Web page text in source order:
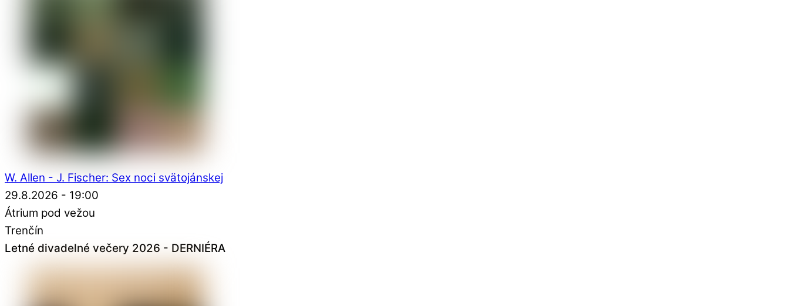
W. Allen - J. Fischer: Sex noci svätojánskej
29.8.2026 - 19:00
Átrium pod vežou
Trenčín
Letné divadelné večery 2026 - DERNIÉRA